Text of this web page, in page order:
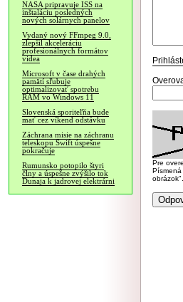
NASA pripravuje ISS na
inštaláciu posledných
nových solárnych panelov
Vydaný nový FFmpeg 9.0,
zlepšil akceleráciu
profesionálnych formátov
videa
Microsoft v čase drahých
pamätí sľubuje
optimalizovať spotrebu
RAM vo Windows 11
Slovenská sporiteľňa bude
mať cez víkend odstávku
Záchrana misie na záchranu
teleskopu Swift úspešne
pokračuje
Rumunsko potopilo štyri
člny a úspešne zvýšilo tok
Dunaja k jadrovej elektrárni
Pre